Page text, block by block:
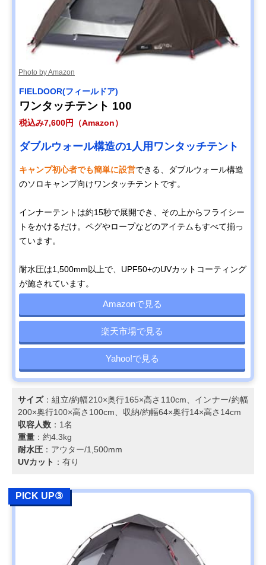
Photo by Amazon
FIELDOOR(フィールドア)
ワンタッチテント 100
税込み7,600円（Amazon）
ダブルウォール構造の1人用ワンタッチテント
キャンプ初心者でも簡単に設営できる、ダブルウォール構造
のソロキャンプ向けワンタッチテントです。
インナーテントは約15秒で展開でき、その上からフライシー
トをかけるだけ。ペグやロープなどのアイテムもすべて揃っ
ています。
耐水圧は1,500mm以上で、UPF50+のUVカットコーティング
が施されています。
Amazonで見る
楽天市場で見る
Yahoo!で見る
サイズ：組立/約幅210×奥行165×高さ110cm、インナー/約幅
200×奥行100×高さ100cm、収納/約幅64×奥行14×高さ14cm
収容人数 ：1名
重量 ：約4.3kg
耐水圧 ：アウター/1,500mm
UVカット ：有り
PICK UP③